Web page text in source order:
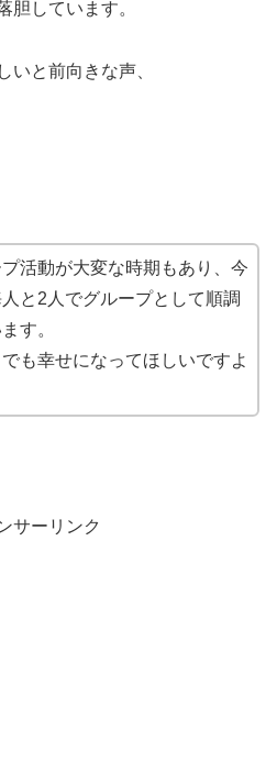
胆しています。
いと前向きな声、
活動が大変な時期もあり、今
と2人でグループとして順調
す。
も幸せになってほしいですよ
サーリンク